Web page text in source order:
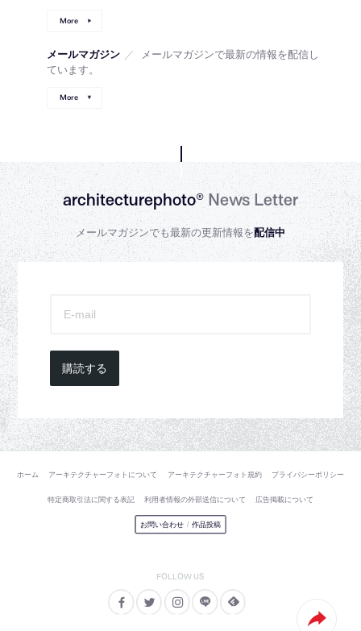
More
メールマガジン ／
メールマガジンで最新の情報を配信し
ています。
More
architecturephoto®News Letter
メールマガジンでも最新の更新情報を配信中
購読する
ホーム アーキテクチャーフォトについて アーキテクチャーフォト規約 プライバシーポリシー
特定商取引法に関する表記 利用者情報の外部送信について 広告掲載について
お問い合わせ / 作品投稿